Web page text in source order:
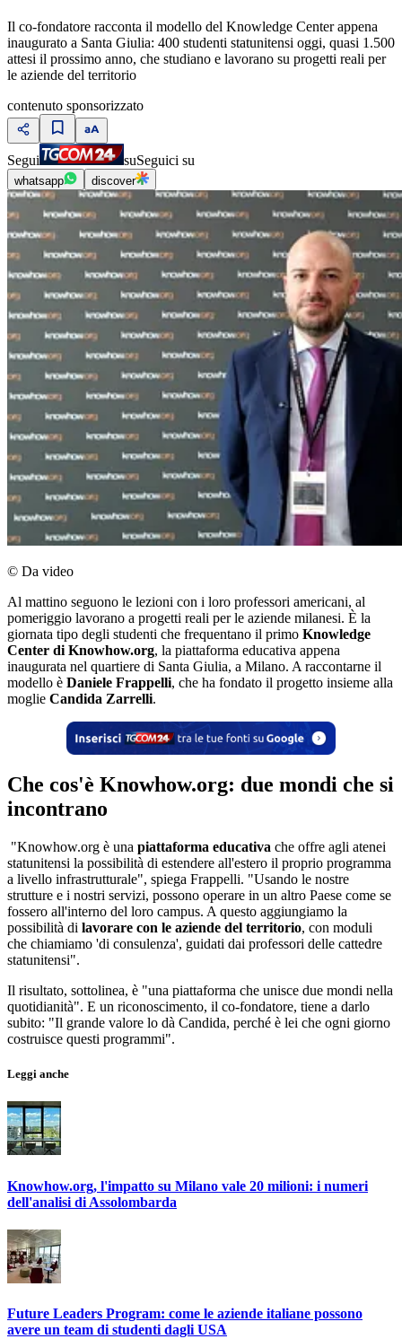
Il co-fondatore racconta il modello del Knowledge Center appena
inaugurato a Santa Giulia: 400 studenti statunitensi oggi, quasi 1.500
attesi il prossimo anno, che studiano e lavorano su progetti reali per
le aziende del territorio
contenuto sponsorizzato
Segui suSeguici su
whatsapp discover
© Da video
Al mattino seguono le lezioni con i loro professori americani, al
pomeriggio lavorano a progetti reali per le aziende milanesi. È la
giornata tipo degli studenti che frequentano il primo Knowledge
Center di Knowhow.org, la piattaforma educativa appena
inaugurata nel quartiere di Santa Giulia, a Milano. A raccontarne il
modello è Daniele Frappelli, che ha fondato il progetto insieme alla
moglie Candida Zarrelli.
Che cos'è Knowhow.org: due mondi che si
incontrano
"Knowhow.org è una piattaforma educativa che offre agli atenei
statunitensi la possibilità di estendere all'estero il proprio programma
a livello infrastrutturale", spiega Frappelli. "Usando le nostre
strutture e i nostri servizi, possono operare in un altro Paese come se
fossero all'interno del loro campus. A questo aggiungiamo la
possibilità di lavorare con le aziende del territorio, con moduli
che chiamiamo 'di consulenza', guidati dai professori delle cattedre
statunitensi".
Il risultato, sottolinea, è "una piattaforma che unisce due mondi nella
quotidianità". E un riconoscimento, il co-fondatore, tiene a darlo
subito: "Il grande valore lo dà Candida, perché è lei che ogni giorno
costruisce questi programmi".
Leggi anche
Knowhow.org, l'impatto su Milano vale 20 milioni: i numeri
dell'analisi di Assolombarda
Future Leaders Program: come le aziende italiane possono
avere un team di studenti dagli USA